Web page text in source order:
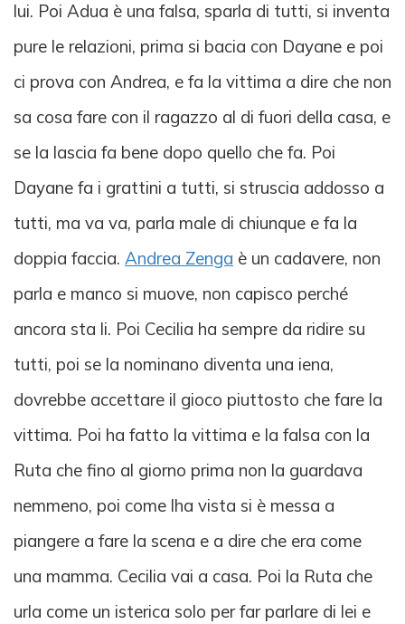
lui. Poi Adua è una falsa, sparla di tutti, si inventa
pure le relazioni, prima si bacia con Dayane e poi
ci prova con Andrea, e fa la vittima a dire che non
sa cosa fare con il ragazzo al di fuori della casa, e
se la lascia fa bene dopo quello che fa. Poi
Dayane fa i grattini a tutti, si struscia addosso a
tutti, ma va va, parla male di chiunque e fa la
doppia faccia. Andrea Zenga è un cadavere, non
parla e manco si muove, non capisco perché
ancora sta li. Poi Cecilia ha sempre da ridire su
tutti, poi se la nominano diventa una iena,
dovrebbe accettare il gioco piuttosto che fare la
vittima. Poi ha fatto la vittima e la falsa con la
Ruta che fino al giorno prima non la guardava
nemmeno, poi come lha vista si è messa a
piangere a fare la scena e a dire che era come
una mamma. Cecilia vai a casa. Poi la Ruta che
urla come un isterica solo per far parlare di lei e